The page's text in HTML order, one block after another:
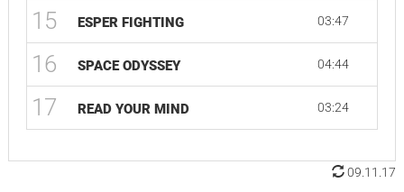
15 ESPER FIGHTING 03:47
16 SPACE ODYSSEY 04:44
17 READ YOUR MIND 03:24
09.11.17